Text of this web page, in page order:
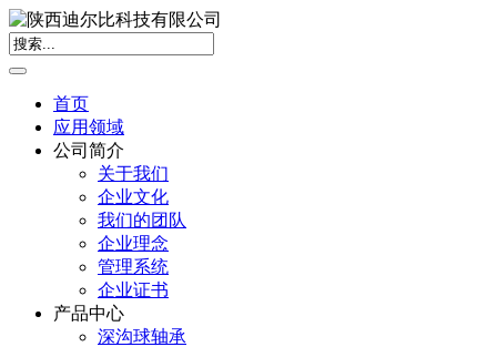
首页
应用领域
公司简介
关于我们
企业文化
我们的团队
企业理念
管理系统
企业证书
产品中心
深沟球轴承